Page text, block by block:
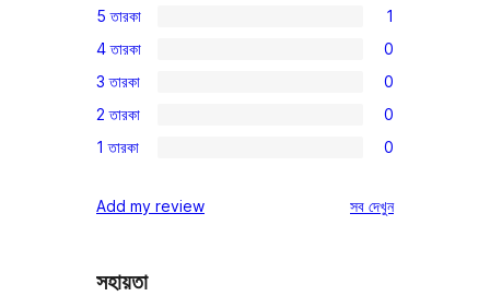
1টি
5-
স্টার
রিভিউ
5 তারকা 1
0টি
4-
স্টার
রিভিউ
4 তারকা 0
0টি
3-
স্টার
3 তারকা 0
0টি
2-
রিভিউ
2 তারকা 0
0টি
স্টার
1 তারকা 0
Add my review সবরিভিউ
দেখুন
সহায়তা